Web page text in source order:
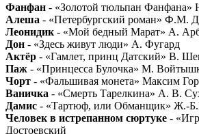
Фанфан - «Золотой тюльпан
Алеша - «Петербургский роман» Ф.М.
Леонидик - «Мой бедный Марат» А.
Дон - «Здесь живут люди» А. Фугард
Актёр - «Гамлет, принц Датский» В.
Паж - «Принцесса Булочка» М.
Чорт - «Фальшивая монета» Максим
Ваничка - «Смерть Тарелкина» А. В.
Дамис - «Тартюф, или Обманщик» Ж.-
Человек в истрепанном сюртуке -
Достоевский